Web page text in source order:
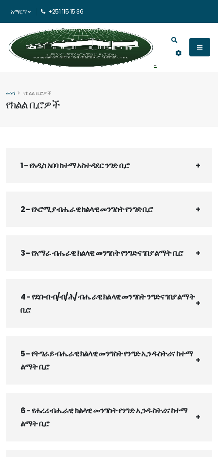
አማርኛ +251 115 15 36
የክልል ቢሮዎች
መነሻ የክልል ቢሮዎች
1 - የአዲስ አበባ ከተማ አስተዳደር ንግድ ቢሮ
2 - የኦሮሚያ ብሔራዊ ክልላዊ መንግስት የንግድ ቢሮ
3 - የአማራ ብሔራዊ ክልላዊ መንግስት የንግድና ገበያ ልማት ቢሮ
4 - የደቡብ ብ/ብ/ሕ/ ብሔራዊ ክልላዊ መንግስት ንግድና ገበያ ልማት
ቢሮ
5 - የትግራይ ብሔራዊ ክልላዊ መንግስት የንግድ ኢንዱስትሪና ከተማ
ልማት ቢሮ
6 - የሐረሪ ብሔራዊ ክልላዊ መንግስት የንግድ ኢንዱስትሪና ከተማ
ልማት ቢሮ